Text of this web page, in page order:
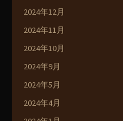
2024年12月
2024年11月
2024年10月
2024年9月
2024年5月
2024年4月